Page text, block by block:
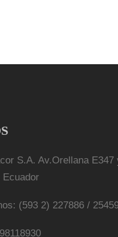
S.A. Av.Orellana E347
Ecuador
(593 2) 227886 /